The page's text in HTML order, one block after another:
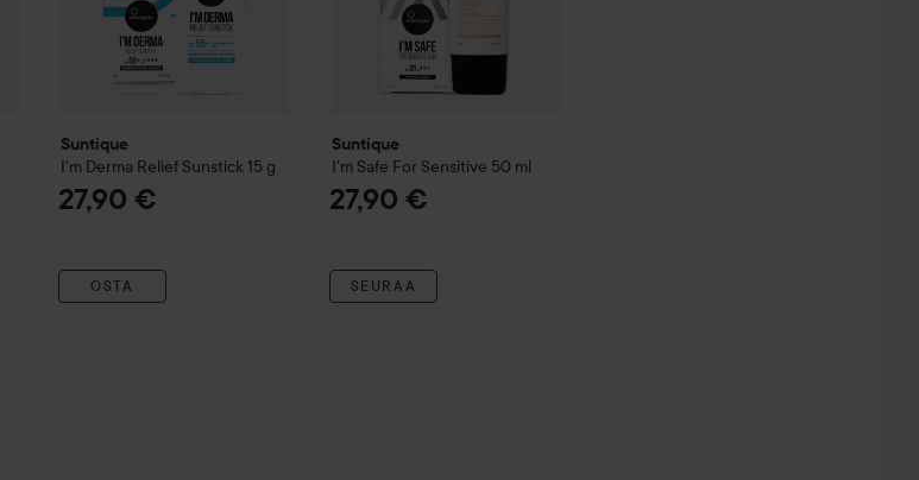
Suntique
I'm Derma Relief Sunstick 15 g
27,90 €
OSTA
Suntique
I'm Safe For Sensitive 50 ml
27,90 €
SEURAA